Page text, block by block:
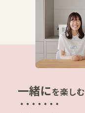
一緒にを楽しむ